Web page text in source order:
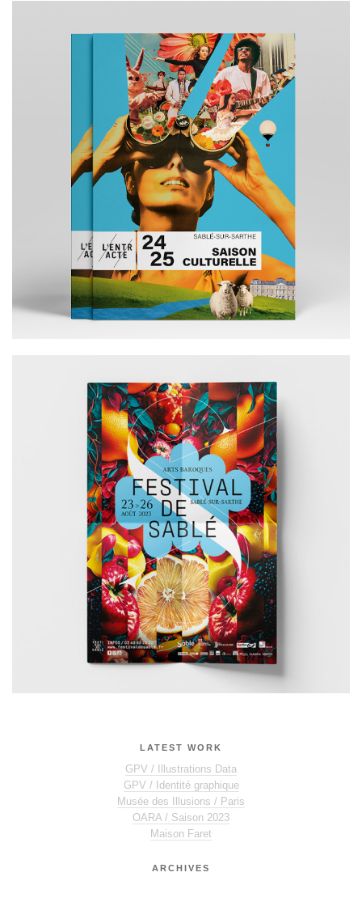
LATEST WORK
GPV / Illustrations Data
GPV / Identité graphique
Musée des Illusions / Paris
OARA / Saison 2023
Maison Faret
ARCHIVES